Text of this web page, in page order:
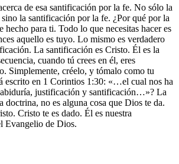
de esa santificación por la fe. No sólo la
la santificación por la fe. ¿Por qué por la
hecho para ti. Todo lo que necesitas hacer es
aquello es tuyo. Lo mismo es verdadero
La santificación es Cristo. Él es la
cuando tú crees en él, eres
Simplemente, créelo, y tómalo como tu
escrito en 1 Corintios 1:30: «…el cual nos ha
justificación y santificación…»? La
doctrina, no es alguna cosa que Dios te da.
Cristo te es dado. Él es nuestra
Evangelio de Dios.